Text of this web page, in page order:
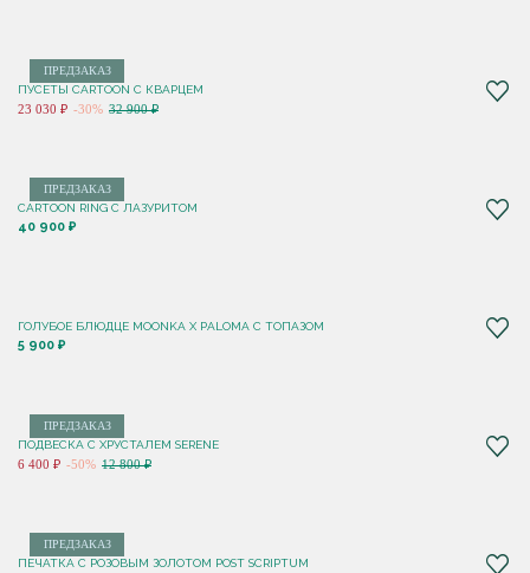
ПРЕДЗАКАЗ
ПУСЕТЫ CARTOON С КВАРЦЕМ
23 030 ₽ -30% 32 900 ₽
ПРЕДЗАКАЗ
CARTOON RING С ЛАЗУРИТОМ
40 900 ₽
ГОЛУБОЕ БЛЮДЦЕ MOONKA X PALOMA С ТОПАЗОМ
5 900 ₽
ПРЕДЗАКАЗ
ПОДВЕСКА С ХРУСТАЛЕМ SERENE
6 400 ₽ -50% 12 800 ₽
ПРЕДЗАКАЗ
ПЕЧАТКА С РОЗОВЫМ ЗОЛОТОМ POST SCRIPTUM